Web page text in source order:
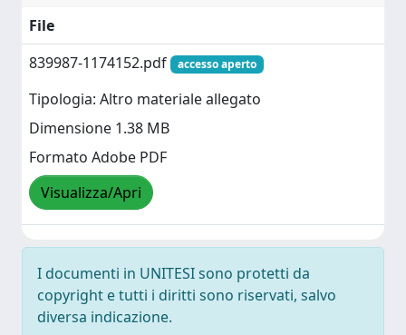
File
839987-1174152.pdf
accesso aperto
Tipologia: Altro materiale allegato
Dimensione 1.38 MB
Formato Adobe PDF
Visualizza/Apri
I documenti in UNITESI sono protetti da
copyright e tutti i diritti sono riservati, salvo
diversa indicazione.